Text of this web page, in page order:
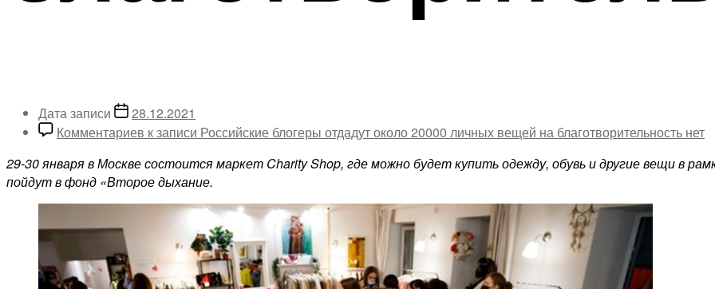
Дата записи
28.12.2021
Комментариев к записи Российские блогеры отдадут около 20000 личных вещей на благотворительность нет
29-30 января в Москве состоится маркет Charity Shop, где можно будет купить одежду, обувь и другие вещи в
пойдут в фонд «Второе дыхание.